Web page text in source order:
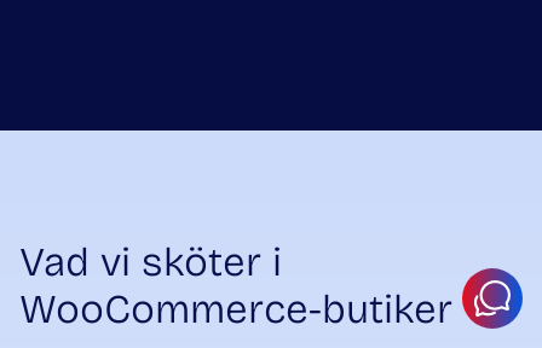
Vad vi sköter i
WooCommerce-butiker